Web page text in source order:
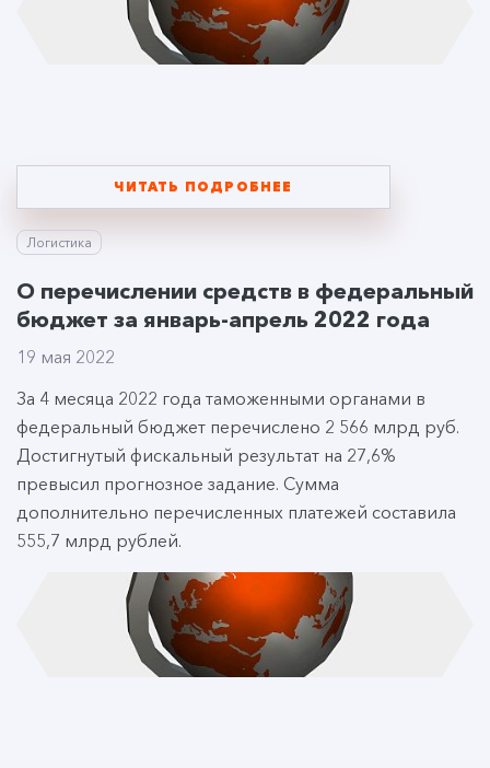
ЧИТАТЬ ПОДРОБНЕЕ
Логистика
О перечислении средств в федеральный
бюджет за январь-апрель 2022 года
19 мая 2022
За 4 месяца 2022 года таможенными органами в
федеральный бюджет перечислено 2 566 млрд руб.
Достигнутый фискальный результат на 27,6%
превысил прогнозное задание. Сумма
дополнительно перечисленных платежей составила
555,7 млрд рублей.